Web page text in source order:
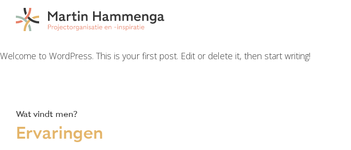
Welcome to WordPress. This is your first post. Edit or delete it, then start writing!
Wat vindt men?
Ervaringen